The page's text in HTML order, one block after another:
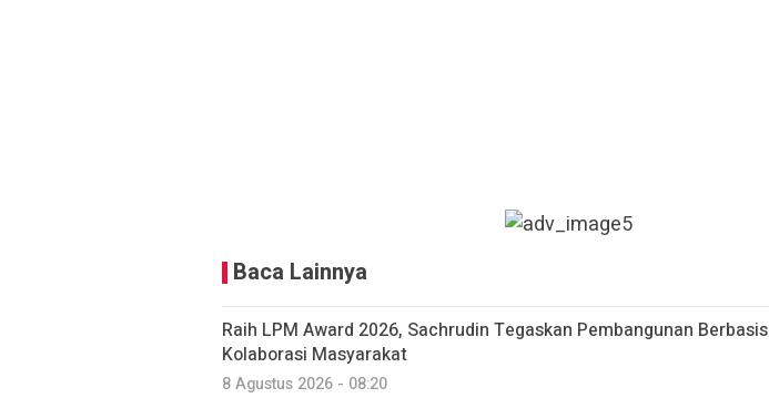
Baca Lainnya
Raih LPM Award 2026, Sachrudin Tegaskan Pembangunan Berbasis
Kolaborasi Masyarakat
8 Agustus 2026 - 08:20